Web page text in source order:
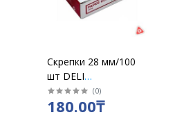
Скрепки 28 мм/100
шт DELI
никелированные
39719 / у 10 пач
(0)
180.00₸